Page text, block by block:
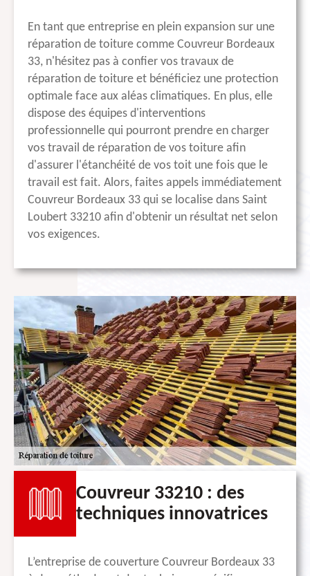
En tant que entreprise en plein expansion sur une
réparation de toiture comme Couvreur Bordeaux
33, n'hésitez pas à confier vos travaux de
réparation de toiture et bénéficiez une protection
optimale face aux aléas climatiques. En plus, elle
dispose des équipes d'interventions
professionnelle qui pourront prendre en charger
vos travail de réparation de vos toiture afin
d'assurer l'étanchéité de vos toit une fois que le
travail est fait. Alors, faites appels immédiatement
Couvreur Bordeaux 33 qui se localise dans Saint
Loubert 33210 afin d'obtenir un résultat net selon
vos exigences.
Couvreur 33210 : des
techniques innovatrices
L’entreprise de couverture Couvreur Bordeaux 33